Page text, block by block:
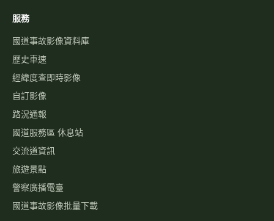
行車速度
天氣觀測
高乘載管制
國道壅塞排行
資訊可變標誌
國1路況
國3路況
國5路況
今日國道車禍
服務